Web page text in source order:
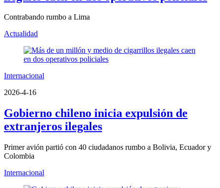
Contrabando rumbo a Lima
Actualidad
Internacional
2026-4-16
Gobierno chileno inicia expulsión de
extranjeros ilegales
Primer avión partió con 40 ciudadanos rumbo a Bolivia, Ecuador y
Colombia
Internacional